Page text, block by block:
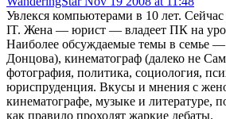
Увлекся компьютерами в 10 лет.
IT. Жена — юрист — владеет ПК на
Наиболее обсуждаемые темы в семье —
Донцова), кинематограф (далеко не
фотография, политика, социология,
юриспруденция. Вкусы и мнения с
кинематографе, музыке и литературе,
как правило проходят жаркие дебаты.